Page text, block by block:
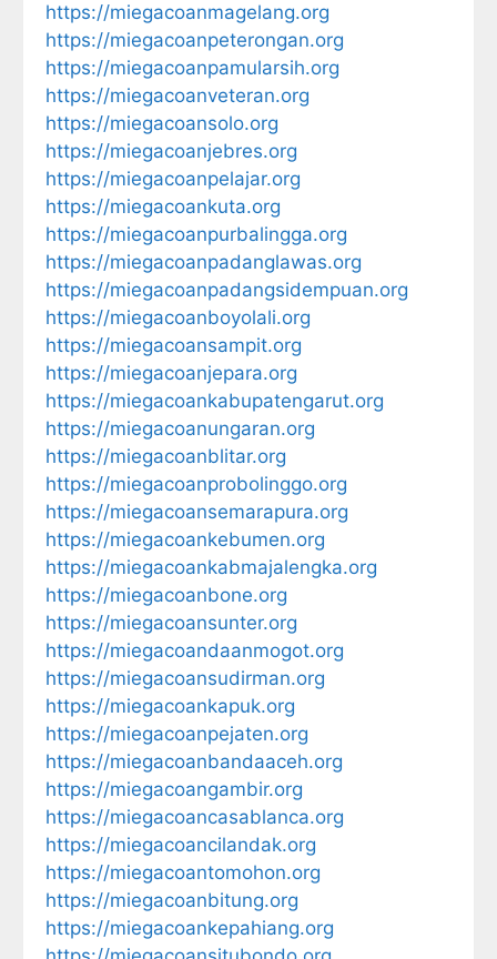
https://miegacoanmagelang.org
https://miegacoanpeterongan.org
https://miegacoanpamularsih.org
https://miegacoanveteran.org
https://miegacoansolo.org
https://miegacoanjebres.org
https://miegacoanpelajar.org
https://miegacoankuta.org
https://miegacoanpurbalingga.org
https://miegacoanpadanglawas.org
https://miegacoanpadangsidempuan.org
https://miegacoanboyolali.org
https://miegacoansampit.org
https://miegacoanjepara.org
https://miegacoankabupatengarut.org
https://miegacoanungaran.org
https://miegacoanblitar.org
https://miegacoanprobolinggo.org
https://miegacoansemarapura.org
https://miegacoankebumen.org
https://miegacoankabmajalengka.org
https://miegacoanbone.org
https://miegacoansunter.org
https://miegacoandaanmogot.org
https://miegacoansudirman.org
https://miegacoankapuk.org
https://miegacoanpejaten.org
https://miegacoanbandaaceh.org
https://miegacoangambir.org
https://miegacoancasablanca.org
https://miegacoancilandak.org
https://miegacoantomohon.org
https://miegacoanbitung.org
https://miegacoankepahiang.org